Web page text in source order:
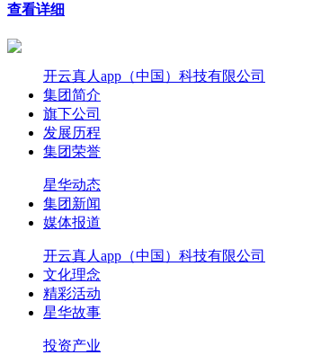
查看详细
开云真人app（中国）科技有限公司
集团简介
旗下公司
发展历程
集团荣誉
星华动态
集团新闻
媒体报道
开云真人app（中国）科技有限公司
文化理念
精彩活动
星华故事
投资产业